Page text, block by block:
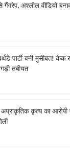
गैंगरेप, अश्लील वीडियो
पार्टी बनी मुसीबत! केक
तबीयत
कृत्य का